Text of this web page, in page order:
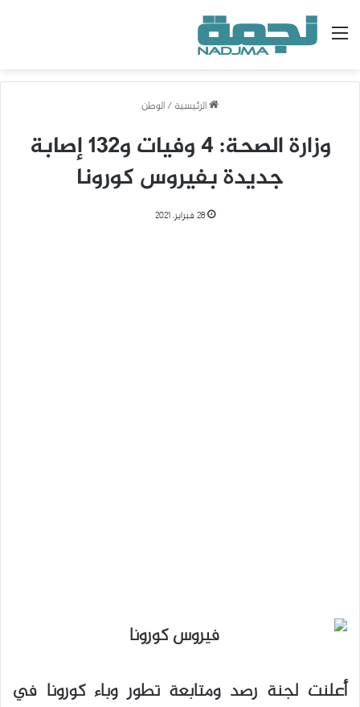
القائمة
الرئيسية/الوطن
وزارة الصحة: 4 وفيات و132 إصابة
جديدة بفيروس كورونا
28 فبراير، 2021
أعلنت لجنة رصد ومتابعة تطور وباء كورونا في